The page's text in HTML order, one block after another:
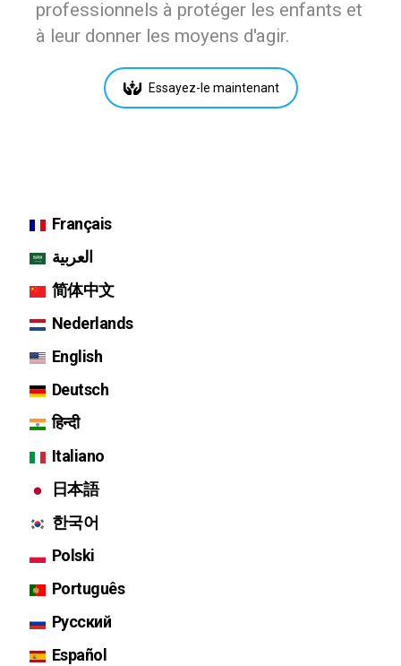
professionnels à protéger les enfants et
à leur donner les moyens d'agir.
Essayez-le maintenant
Français
العربية
简体中文
Nederlands
English
Deutsch
हिन्दी
Italiano
日本語
한국어
Polski
Português
Русский
Español